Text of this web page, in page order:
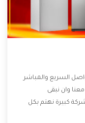
السريع والمباشر
وان نبقى
كبيرة نهتم بكل